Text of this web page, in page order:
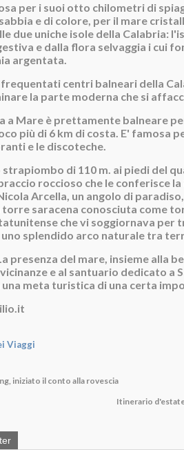
per i suoi otto chilometri di
e di colore, per il mare
due uniche isole della Calabria:
e dalla flora selvaggia i cui
argentata.
frequentati centri balneari della
la parte moderna che si
a Mare è prettamente balneare
più di 6 km di costa. E' famosa
e le discoteche.
di 110 m. ai piedi del
roccioso che le conferisce
Arcella, un angolo di
saracena conosciuta come
che vi soggiornava per
splendido arco naturale tra
presenza del mare, insieme alla
e al santuario dedicato a
meta turistica di una certa
Viaggi
iniziato il conto alla rovescia
Itinerario